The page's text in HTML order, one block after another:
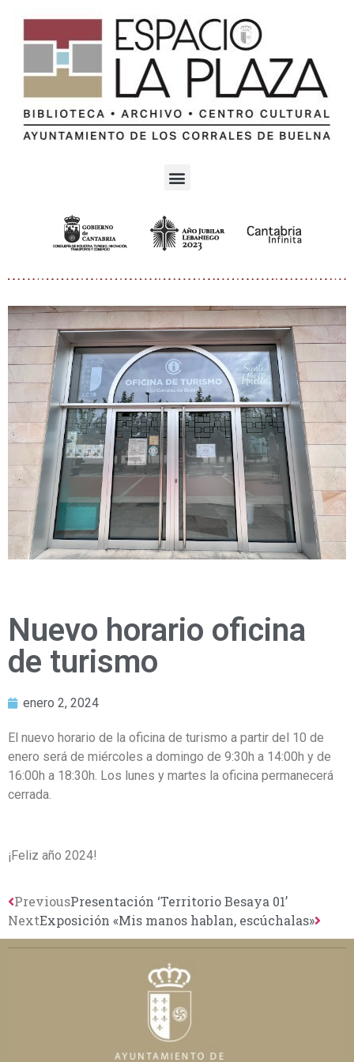
Nuevo horario oficina
de turismo
enero 2, 2024
El nuevo horario de la oficina de turismo a partir del 10 de
enero será de miércoles a domingo de 9:30h a 14:00h y de
16:00h a 18:30h. Los lunes y martes la oficina permanecerá
cerrada.
¡Feliz año 2024!
PreviousPresentación ‘Territorio Besaya 01’
NextExposición «Mis manos hablan, escúchalas»